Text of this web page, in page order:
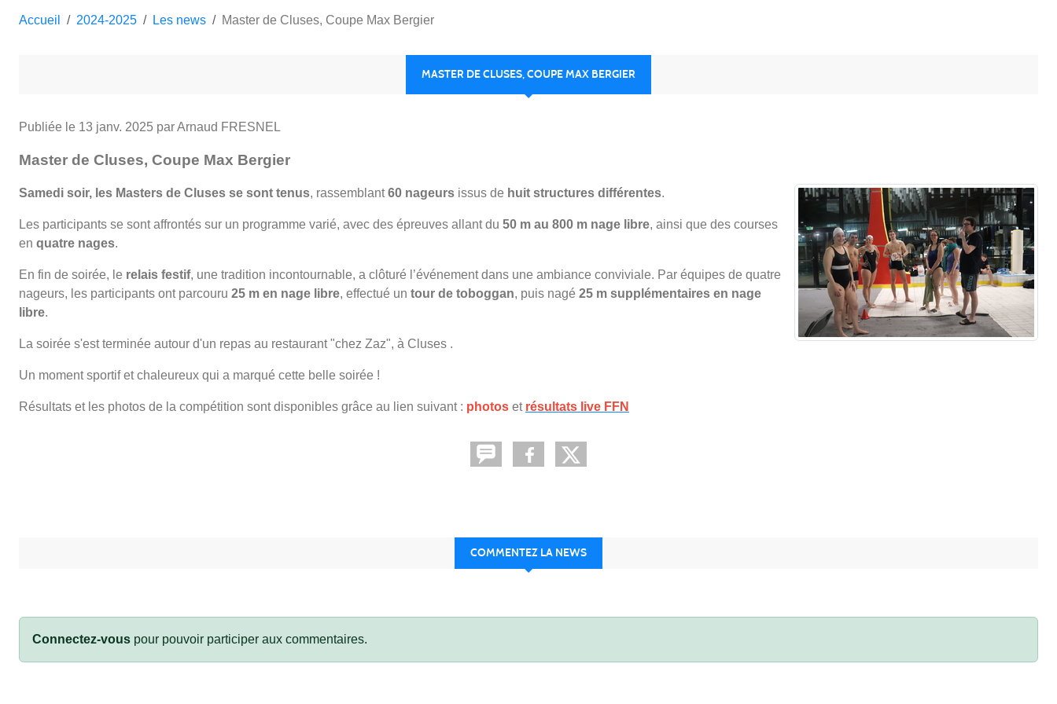
Accueil 2024-2025 Les news Master de Cluses, Coupe Max Bergier
MASTER DE CLUSES, COUPE MAX BERGIER
Publiée le 13 janv. 2025 par Arnaud FRESNEL
Master de Cluses, Coupe Max Bergier
Samedi soir, les Masters de Cluses se sont tenus, rassemblant60 nageurs issus de huit structures différentes.
Les participants se sont affrontés sur un programme varié, avec des épreuves allant du 50 m au 800 m nage libre, ainsi que des courses
en quatre nages.
En fin de soirée, le relais festif, une tradition incontournable, a clôturé l’événement dans une ambiance conviviale. Par équipes de quatre
nageurs, les participants ont parcouru 25 m en nage libre, effectué un tour de toboggan, puis nagé 25 m supplémentaires en nage
libre.
La soirée s'est terminée autour d'un repas au restaurant "chez Zaz", à Cluses .
Un moment sportif et chaleureux qui a marqué cette belle soirée !
Résultats et les photos de la compétition sont disponibles grâce au lien suivant : photos et résultats live FFN
COMMENTEZ LA NEWS
Connectez-vous pour pouvoir participer aux commentaires.